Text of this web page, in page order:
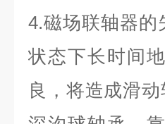
4.磁场联轴器的
状态下长时间
良，将造成滑